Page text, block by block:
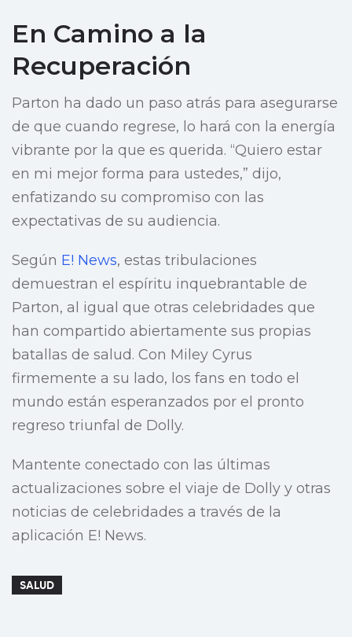
En Camino a la
Recuperación
Parton ha dado un paso atrás para asegurarse
de que cuando regrese, lo hará con la energía
vibrante por la que es querida. “Quiero estar
en mi mejor forma para ustedes,” dijo,
enfatizando su compromiso con las
expectativas de su audiencia.
Según E! News, estas tribulaciones
demuestran el espíritu inquebrantable de
Parton, al igual que otras celebridades que
han compartido abiertamente sus propias
batallas de salud. Con Miley Cyrus
firmemente a su lado, los fans en todo el
mundo están esperanzados por el pronto
regreso triunfal de Dolly.
Mantente conectado con las últimas
actualizaciones sobre el viaje de Dolly y otras
noticias de celebridades a través de la
aplicación E! News.
SALUD